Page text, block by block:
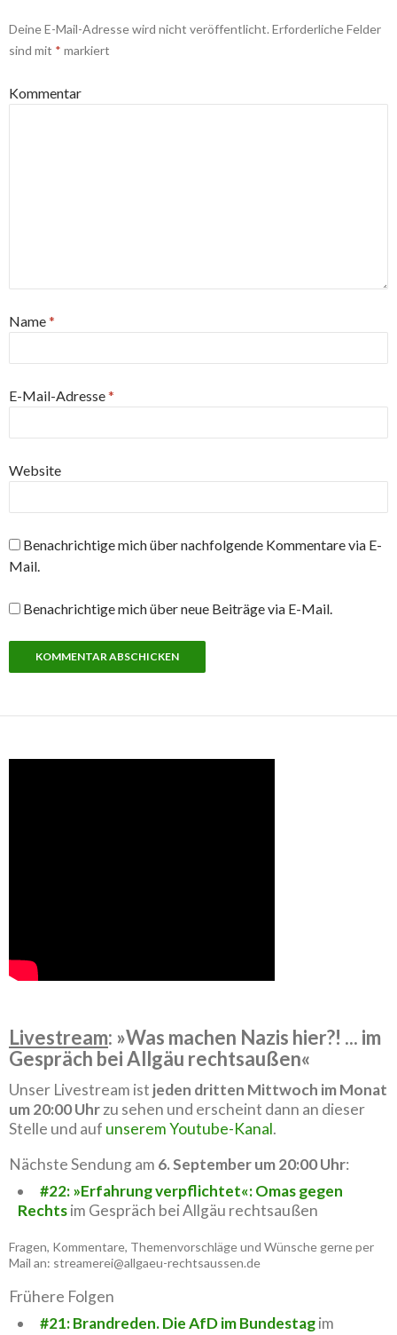
Deine E-Mail-Adresse wird nicht veröffentlicht. Erforderliche Felder
sind mit * markiert
Kommentar
Name*
E-Mail-Adresse*
Website
Benachrichtige mich über nachfolgende Kommentare via E-
Mail.
Benachrichtige mich über neue Beiträge via E-Mail.
Livestream: »Was machen Nazis hier?! ... im
Gespräch bei Allgäu rechtsaußen«
Unser Livestream ist jeden dritten Mittwoch im Monat
um 20:00 Uhrzu sehen und erscheint dann an dieser
Stelle und auf unserem Youtube-Kanal.
Nächste Sendung am 6. September um 20:00 Uhr:
#22: »Erfahrung verpflichtet«: Omas gegen
Rechtsim Gespräch bei Allgäu rechtsaußen
Fragen, Kommentare, Themenvorschläge und Wünsche gerne per
Mail an: streamerei@allgaeu-rechtsaussen.de
Frühere Folgen
#21: Brandreden. Die AfD im Bundestagim